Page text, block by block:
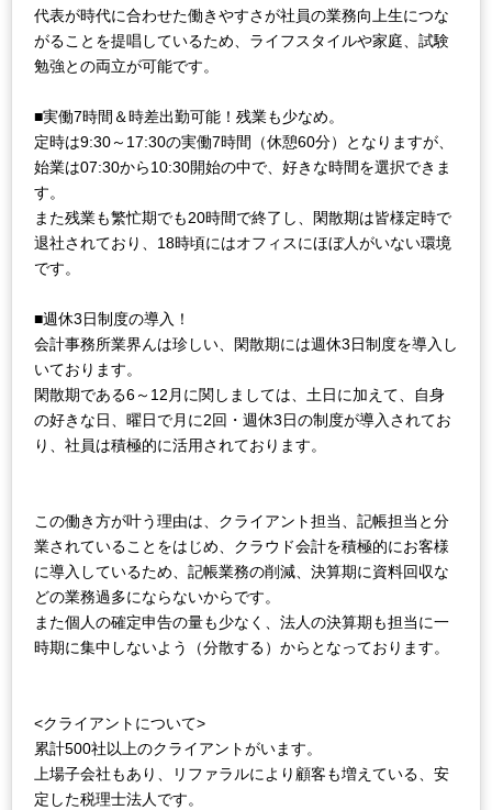
代表が時代に合わせた働きやすさが社員の業務向上生につな
がることを提唱しているため、ライフスタイルや家庭、試験
勉強との両立が可能です。
■実働7時間＆時差出勤可能！残業も少なめ。
定時は9:30～17:30の実働7時間（休憩60分）となりますが、
始業は07:30から10:30開始の中で、好きな時間を選択できま
す。
また残業も繁忙期でも20時間で終了し、閑散期は皆様定時で
退社されており、18時頃にはオフィスにほぼ人がいない環境
です。
■週休3日制度の導入！
会計事務所業界んは珍しい、閑散期には週休3日制度を導入し
いております。
閑散期である6～12月に関しましては、土日に加えて、自身
の好きな日、曜日で月に2回・週休3日の制度が導入されてお
り、社員は積極的に活用されております。
この働き方が叶う理由は、クライアント担当、記帳担当と分
業されていることをはじめ、クラウド会計を積極的にお客様
に導入しているため、記帳業務の削減、決算期に資料回収な
どの業務過多にならないからです。
また個人の確定申告の量も少なく、法人の決算期も担当に一
時期に集中しないよう（分散する）からとなっております。
<クライアントについて>
累計500社以上のクライアントがいます。
上場子会社もあり、リファラルにより顧客も増えている、安
定した税理士法人です。